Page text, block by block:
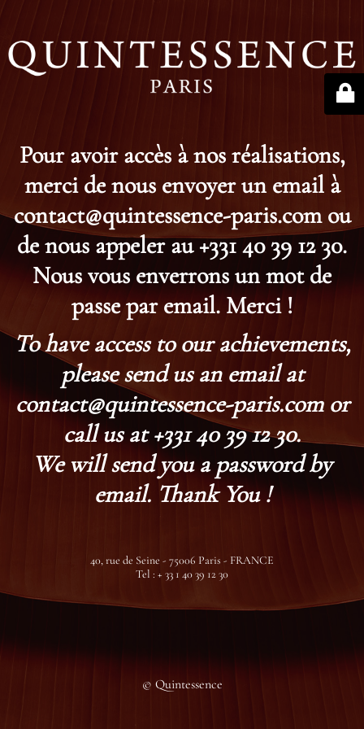
Pour avoir accès à nos réalisations,
merci de nous envoyer un email à
contact@quintessence-paris.com ou
de nous appeler au +331 40 39 12 30.
Nous vous enverrons un mot de
passe par email. Merci !
To have access to our achievements,
please send us an email at
contact@quintessence-paris.com or
call us at +331 40 39 12 30.
We will send you a password by
email. Thank You !
40, rue de Seine - 75006 Paris - FRANCE
Tel : + 33 1 40 39 12 30
© Quintessence